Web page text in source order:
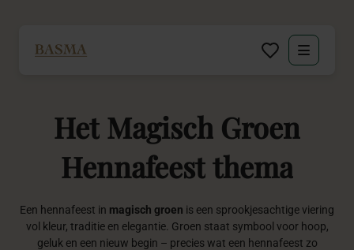
Zakelijk
Decoratie huren
Inspiratie
Het Magisch Groen
Hennafeestthema
Een hennafeest in magisch groen is een sprookjesachtige viering
vol kleur, traditie en elegantie. Groen staat symbool voor hoop,
geluk en een nieuw begin – precies wat een hennafeest zo